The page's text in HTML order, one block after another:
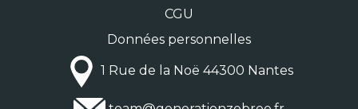
CGU
Données personnelles
1 Rue de la Noë 44300 Nantes